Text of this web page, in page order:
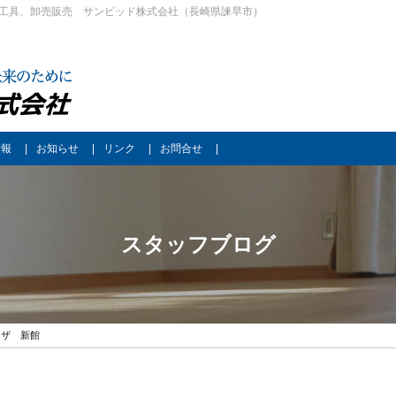
具、卸売販売 サンビッド株式会社（長崎県諫早市）
お知らせ リンク お問合せ
スタッフブログ
ザ 新館